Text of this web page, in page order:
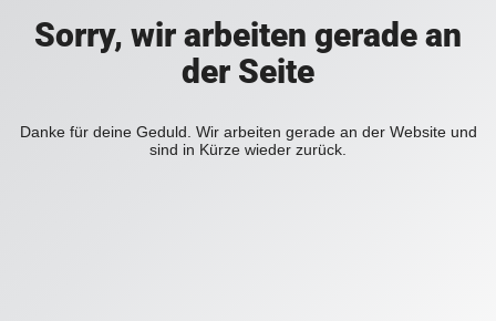
Sorry, wir arbeiten gerade an
der Seite
Danke für deine Geduld. Wir arbeiten gerade an der Website und
sind in Kürze wieder zurück.